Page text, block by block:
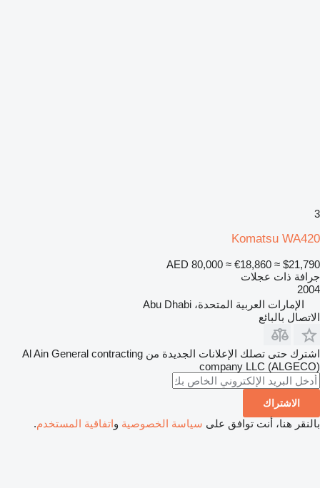
3
Komatsu WA420
AED 80,000 ≈ €18,860 ≈ $21,790
جرافة ذات عجلات
2004
الإمارات العربية المتحدة، Abu Dhabi
الاتصال بالبائع
اشترك حتى تصلك الإعلانات الجديدة من Al Ain General contracting
company LLC (ALGECO)
الاشتراك
بالنقر هنا، أنت توافق على سياسة الخصوصية واتفاقية المستخدم.